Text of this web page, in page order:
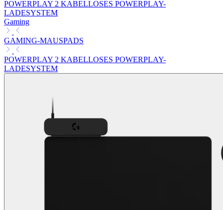
POWERPLAY 2 KABELLOSES POWERPLAY-
LADESYSTEM
Gaming
GAMING-MAUSPADS
POWERPLAY 2 KABELLOSES POWERPLAY-
LADESYSTEM